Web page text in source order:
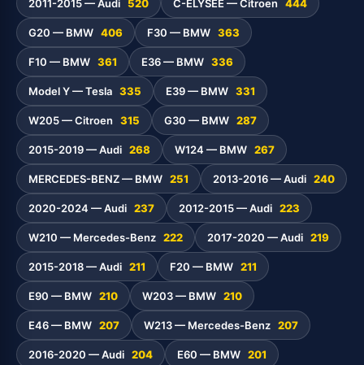
2011-2015 — Audi 520 C-ELYSEE — Citroen 444
G20 — BMW 406 F30 — BMW 363
F10 — BMW 361 E36 — BMW 336
Model Y — Tesla 335 E39 — BMW 331
W205 — Citroen 315 G30 — BMW 287
2015-2019 — Audi 268 W124 — BMW 267
MERCEDES-BENZ — BMW 251 2013-2016 — Audi 240
2020-2024 — Audi 237 2012-2015 — Audi 223
W210 — Mercedes-Benz 222 2017-2020 — Audi 219
2015-2018 — Audi 211 F20 — BMW 211
E90 — BMW 210 W203 — BMW 210
E46 — BMW 207 W213 — Mercedes-Benz 207
2016-2020 — Audi 204 E60 — BMW 201